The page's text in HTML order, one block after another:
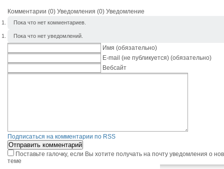
Комментарии (0) Уведомления (0) Уведомление
Пока что нет комментариев.
Пока что нет уведомлений.
Имя (обязательно)
E-mail (не публикуется) (обязательно)
Вебсайт
Подписаться на комментарии по RSS
Поставьте галочку, если Вы хотите получать на почту уведомления о
теме